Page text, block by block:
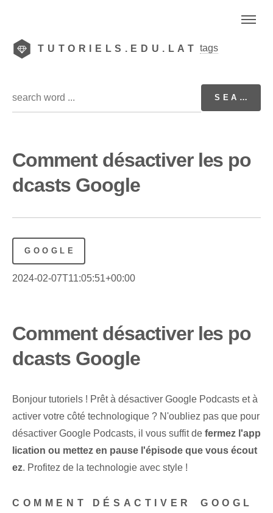
TUTORIELS.EDU.LAT tags
Comment désactiver les po
dcasts Google
GOOGLE
2024-02-07T11:05:51+00:00
Comment désactiver les po
dcasts Google
Bonjour⁢ tutoriels ! Prêt à désactiver Google Podcasts et à
activer votre côté technologique ? N'oubliez pas que pour
désactiver Google Podcasts, il vous suffit de⁢ fermez l'app
lication ou mettez en pause l'épisode que vous écout
ez. Profitez de la technologie avec style ! ⁣
COMMENT DÉSACTIVER ⁢GOOGL